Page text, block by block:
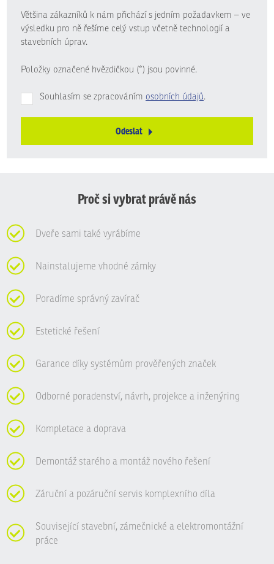
Většina zákazníků k nám přichází s jedním požadavkem – ve
výsledku pro ně řešíme celý vstup včetně technologií a
stavebních úprav.
Položky označené hvězdičkou (*) jsou povinné.
Souhlasím se zpracováním osobních údajů.
Odeslat
Proč si vybrat právě nás
Dveře sami také vyrábíme
Nainstalujeme vhodné zámky
Poradíme správný zavírač
Estetické řešení
Garance díky systémům prověřených značek
Odborné poradenství, návrh, projekce a inženýring
Kompletace a doprava
Demontáž starého a montáž nového řešení
Záruční a pozáruční servis komplexního díla
Související stavební, zámečnické a elektromontážní
práce